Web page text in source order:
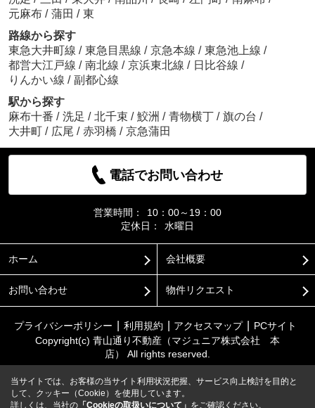
元麻布 / 蒲田 / 東
路線から探す
東急大井町線 / 東急目黒線 / 京急本線 / 東急池上線 /
都営大江戸線 / 南北線 / 京浜東北線 / 日比谷線 /
りんかい線 / 副都心線
駅から探す
麻布十番 / 洗足 / 北千束 / 鮫洲 / 青物横丁 / 旗の台 /
大井町 / 広尾 / 赤羽橋 / 京急蒲田
電話でお問い合わせ
営業時間：
10：00～19：00
定休日：
水曜日
ホーム 会社概要
お問い合わせ 物件リクエスト
プライバシーポリシー 利用規約 アクセスマップ
PCサイト
Copyright(c) 青山通り不動産（マジュニア株式会社 本
店） All rights reserved.
当サイトでは、お客様の当サイト利用状況把握、サービス向上検討を目的と
して、クッキー（Cookie）を使用しています。
詳しくは、当社の 「Cookieの取扱いについて」 をご確認ください。